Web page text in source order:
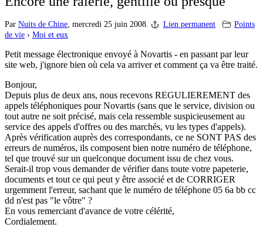
Par Nuits de Chine mercredi 25 juin 2008. Lien permanent
Points
de vie › Moi et eux
Petit message électronique envoyé à Novartis - en passant par leur
site web, j'ignore bien où cela va arriver et comment ça va être traité.
Bonjour,
Depuis plus de deux ans, nous recevons REGULIEREMENT des
appels téléphoniques pour Novartis (sans que le service, division ou
tout autre ne soit précisé, mais cela ressemble suspicieusement au
service des appels d'offres ou des marchés, vu les types d'appels).
Après vérification auprès des correspondants, ce ne SONT PAS des
erreurs de numéros, ils composent bien notre numéro de téléphone,
tel que trouvé sur un quelconque document issu de chez vous.
Serait-il trop vous demander de vérifier dans toute votre papeterie,
documents et tout ce qui peut y être associé et de CORRIGER
urgemment l'erreur, sachant que le numéro de téléphone 05 6a bb cc
dd n'est pas "le vôtre" ?
En vous remerciant d'avance de votre célérité,
Cordialement.